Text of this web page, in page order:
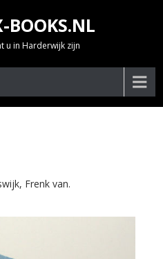
BOOKS.NL
u in Harderwijk zijn
Frenk van.